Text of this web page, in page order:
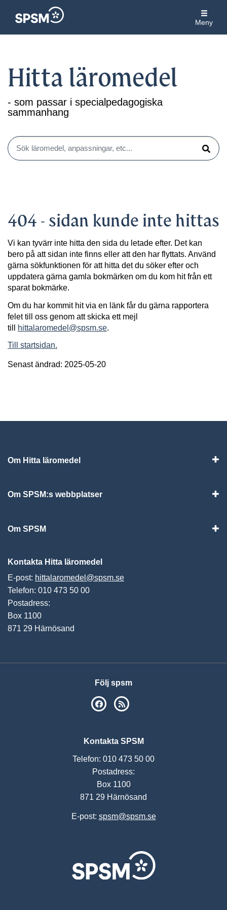
Meny
Hitta läromedel
- som passar i specialpedagogiska
sammanhang
Sök läromedel, anpassningar, etc...
Sök
404 - sidan kunde inte hittas
Vi kan tyvärr inte hitta den sida du letade efter. Det kan
bero på att sidan inte finns eller att den har flyttats. Använd
gärna sökfunktionen för att hitta det du söker efter och
uppdatera gärna gamla bokmärken om du kom hit från ett
sparat bokmärke.
Om du har kommit hit via en länk får du gärna rapportera
felet till oss genom att skicka ett mejl
till
hittalaromedel@spsm.se.
Till startsidan.
Senast ändrad: 2025-05-20
Om Hitta läromedel
Om SPSM:s webbplatser
Om SPSM
Kontakta Hitta läromedel
E-post: hittalaromedel@spsm.se
Telefon: 010 473 50 00
Postadress:
Box 1100
871 29 Härnösand
Följ spsm
SPSM på Facebook
Kontakta SPSM
Telefon: 010 473 50 00
Postadress:
Box 1100
871 29 Härnösand
E-post: spsm@spsm.se